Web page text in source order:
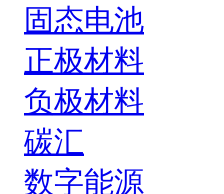
固态电池
正极材料
负极材料
碳汇
数字能源